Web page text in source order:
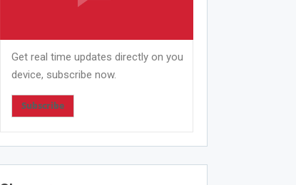
Get real time updates directly on you
device, subscribe now.
Subscribe